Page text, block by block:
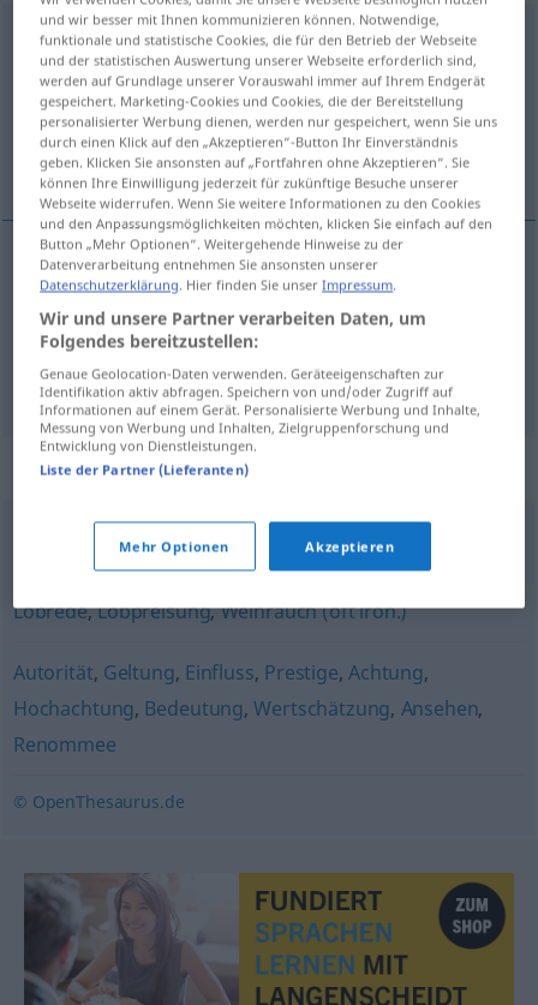
Würdigung f
Übersicht aller Übersetzungen
(Für mehr Details die Übersetzung anklicken/antippen)
waardering, appreciatie, beoordeling
waardering,appreciatie Würdigung
beoordeling WürdigungBeurteilung
Synonyme für "Würdigung"
Anerkennung
Lobrede,Lobpreisung,Weihrauch (oft iron.)
Autorität, Geltung, Einfluss, Prestige, Achtung,
Hochachtung, Bedeutung,Wertschätzung, Ansehen,
Renommee
© OpenThesaurus.de
und wir besser mit Ihnen kommunizieren können. Notwendige,
funktionale und statistische Cookies, die für den Betrieb der Webseite
und der statistischen Auswertung unserer Webseite erforderlich sind,
werden auf Grundlage unserer Vorauswahl immer auf Ihrem Endgerät
gespeichert. Marketing-Cookies und Cookies, die der Bereitstellung
personalisierter Werbung dienen, werden nur gespeichert, wenn Sie uns
durch einen Klick auf den „Akzeptieren“-Button Ihr Einverständnis
geben. Klicken Sie ansonsten auf „Fortfahren ohne Akzeptieren“. Sie
können Ihre Einwilligung jederzeit für zukünftige Besuche unserer
Webseite widerrufen. Wenn Sie weitere Informationen zu den Cookies
und den Anpassungsmöglichkeiten möchten, klicken Sie einfach auf den
Button „Mehr Optionen“. Weitergehende Hinweise zu der
Datenverarbeitung entnehmen Sie ansonsten unserer
Datenschutzerklärung. Hier finden Sie unserImpressum.
Wir und unsere Partner verarbeiten Daten, um
Folgendes bereitzustellen:
Genaue Geolocation-Daten verwenden. Geräteeigenschaften zur
Identifikation aktiv abfragen. Speichern von und/oder Zugriff auf
Informationen auf einem Gerät. Personalisierte Werbung und Inhalte,
Messung von Werbung und Inhalten, Zielgruppenforschung und
Entwicklung von Dienstleistungen.
Liste der Partner (Lieferanten)
Mehr Optionen Akzeptieren